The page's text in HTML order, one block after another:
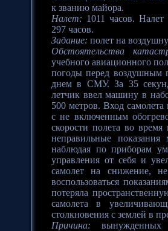
к званию майора.
Налет: 1011 часов.
297 часов.
Задание: полет на
Обстоятельства
учебного авиационного
погоды перед воздушным
днем в СМУ. За 35
летчик ввел машину в
500 метров. Вход
с не включенным
скорости полета во
неправильные
наблюдая по приборам
управления от себя и
самолет на снижение,
воспользоваться
потеряла
самолета в
столкновения с землей в
Причина: вынужденных